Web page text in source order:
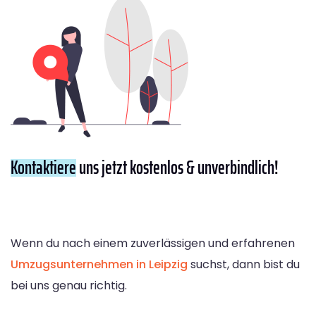
Kontaktiereuns jetzt kostenlos & unverbindlich!
Wenn du nach einem zuverlässigen und erfahrenen
Umzugsunternehmen in Leipzig suchst, dann bist du
bei uns genau richtig.